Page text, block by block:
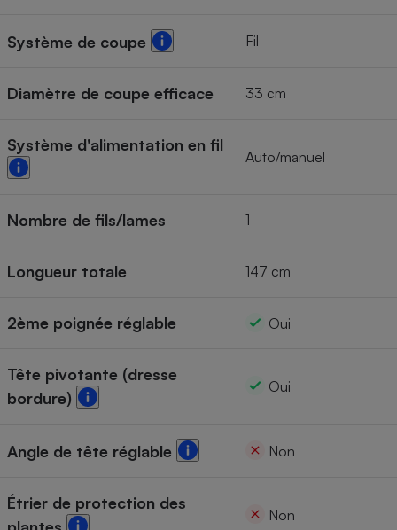
Système de coupe Fil
Diamètre de coupe efficace 33 cm
Système d'alimentation en fil
Auto/manuel
Nombre de fils/lames 1
Longueur totale 147 cm
2ème poignée réglable Oui
Tête pivotante (dresse
bordure)
Oui
Angle de tête réglable Non
Étrier de protection des
Non